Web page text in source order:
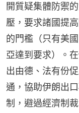
開質疑集體防禦
壓，要求諸國提
的門檻（只有美
亞達到要求）。
出由德、法有份
通，協助伊朗出
制，避過經濟制